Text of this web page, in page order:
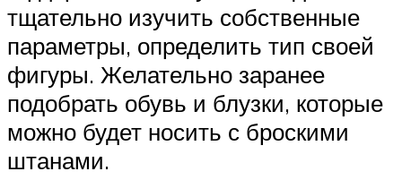
тщательно изучить собственные
параметры, определить тип своей
фигуры. Желательно заранее
подобрать обувь и блузки, которые
можно будет носить с броскими
штанами.